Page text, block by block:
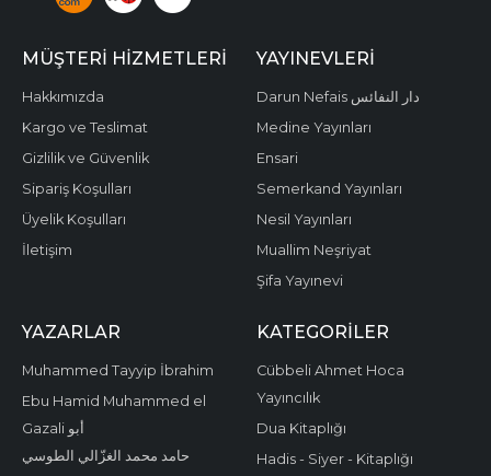
MÜŞTERI HIZMETLERI
Hakkımızda
Kargo ve Teslimat
Gizlilik ve Güvenlik
Sipariş Koşulları
Üyelik Koşulları
İletişim
YAYINEVLERI
Darun Nefais دار النفائس
Medine Yayınları
Ensari
Semerkand Yayınları
Nesil Yayınları
Muallim Neşriyat
Şifa Yayınevi
YAZARLAR
Muhammed Tayyip İbrahim
Ebu Hamid Muhammed el
Gazali أبو
حامد محمد الغزّالي الطوسي
KATEGORILER
Cübbeli Ahmet Hoca
Yayıncılık
Dua Kitaplığı
Hadis - Siyer - Kitaplığı